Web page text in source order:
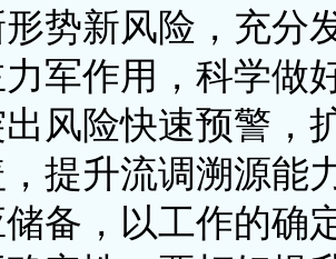
势新风险，充分
军作用，科学做
风险快速预警，
提升流调溯源能
备，以工作的确